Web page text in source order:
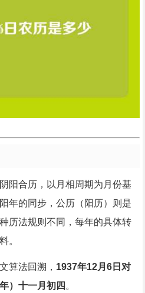
阳合历，以月相周期为月份基
年的同步，公历（阳历）则是
历法规则不同，每年的具体转
。
算法回溯， 1937年12月6日对
）十一月初四。